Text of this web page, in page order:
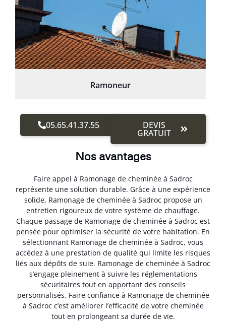
Ramoneur
05.65.41.37.55 DEVIS
GRATUIT
Nos avantages
Faire appel à Ramonage de cheminée à Sadroc
représente une solution durable. Grâce à une expérience
solide, Ramonage de cheminée à Sadroc propose un
entretien rigoureux de votre système de chauffage.
Chaque passage de Ramonage de cheminée à Sadroc est
pensée pour optimiser la sécurité de votre habitation. En
sélectionnant Ramonage de cheminée à Sadroc, vous
accédez à une prestation de qualité qui limite les risques
liés aux dépôts de suie. Ramonage de cheminée à Sadroc
s’engage pleinement à suivre les réglementations
sécuritaires tout en apportant des conseils
personnalisés. Faire confiance à Ramonage de cheminée
à Sadroc c’est améliorer l’efficacité de votre cheminée
tout en prolongeant sa durée de vie.